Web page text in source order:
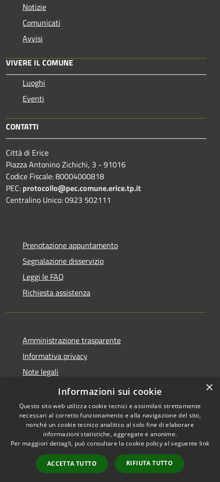
Notizie
Comunicati
Avvisi
VIVERE IL COMUNE
Luoghi
Eventi
CONTATTI
Città di Erice
Piazza Antonino Zichichi, 3 - 91016
Codice Fiscale: 80004000818
PEC: protocollo@pec.comune.erice.tp.it
Centralino Unico: 0923 502111
Prenotazione appuntamento
Segnalazione disservizio
Leggi le FAQ
Richiesta assistenza
Amministrazione trasparente
Informativa privacy
Note legali
Dichiarazione di accessibilità
Accessibilità
Copyright © 2026 • Città di
Erice • Powered by
Municipium•
Accesso
redazione
×
Informazioni sui cookie
Questo sito web utilizza cookie tecnici e assimilati strettamente
necessari al corretto funzionamento e alla navigazione del sito,
nonché un cookie tecnico analitico al solo fine di elaborare
informazioni statistiche, aggregate e anonime.
Per maggiori dettagli, può consultare la cookie policy al seguente link
ACCETTA TUTTO RIFIUTA TUTTO